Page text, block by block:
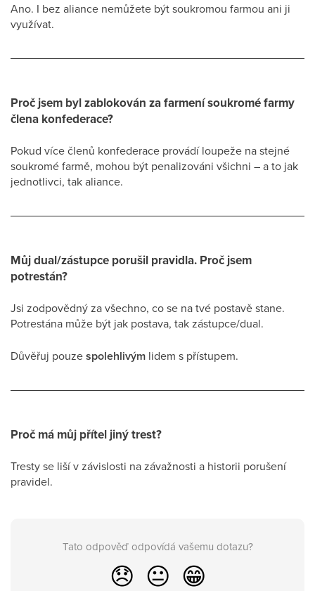
Ano. I bez aliance nemůžete být soukromou farmou ani ji
využívat.
Proč jsem byl zablokován za farmení soukromé farmy
člena konfederace?
Pokud více členů konfederace provádí loupeže na stejné
soukromé farmě, mohou být penalizováni všichni – a to jak
jednotlivci, tak aliance.
Můj dual/zástupce porušil pravidla. Proč jsem
potrestán?
Jsi zodpovědný za všechno, co se na tvé postavě stane.
Potrestána může být jak postava, tak zástupce/dual.
Důvěřuj pouzespolehlivým lidem s přístupem.
Proč má můj přítel jiný trest?
Tresty se liší v závislosti na závažnosti a historii porušení
pravidel.
Tato odpověď odpovídá vašemu dotazu?
😞 😐 😁